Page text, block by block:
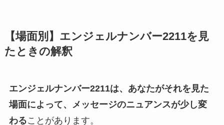
【場面別】エンジェルナンバー2211を見
たときの解釈
エンジェルナンバー2211は、あなたがそれを見た
場面によって、メッセージのニュアンスが少し変
わることがあります。